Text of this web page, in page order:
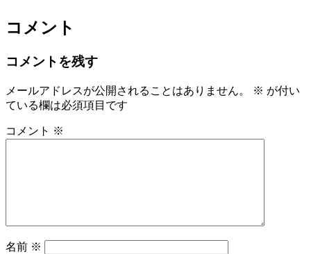
コメント
コメントを残す
メールアドレスが公開されることはありません。 ※ が付い
ている欄は必須項目です
コメント ※
名前 ※